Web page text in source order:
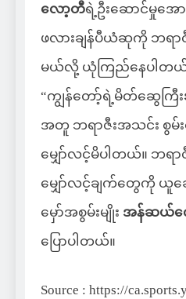
လော့တီရဲ့ဦးဆောင်မှုအေ
ဖလားချန်ပီယံဆုကို ဘရာ
မယ်လို့ ယုံကြည်နေပါတယ်
“ကျွန်တော့်ရဲ့မိတ်ဆွေကြီး
အတူ ဘရာဇီးအသင်း စွမ်
မျှော်လင့်မိပါတယ်။ ဘရ
မျှော်လင့်ချက်တွေကို ယူဆ
မှော်အစွမ်းမျိုး အန်ဆယ်
ပြောပါတယ်။
Source : https://